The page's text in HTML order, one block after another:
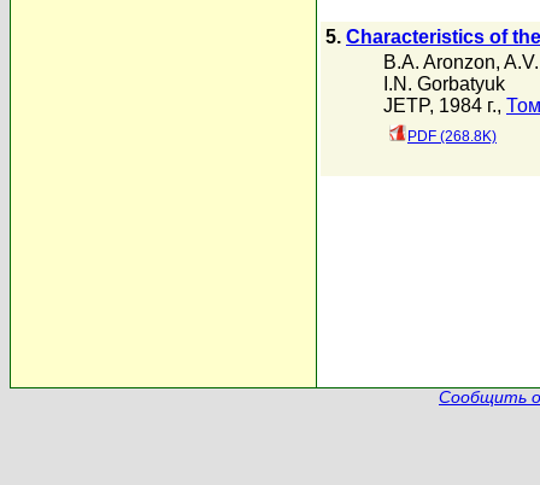
5. Characteristics of
B.A. Aronzon,
I.N. Gorbatyuk
JETP, 1984 г.,
PDF (268.8K)
Сообщить о